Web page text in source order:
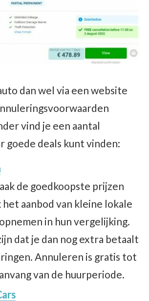
dan wel via een website
vind je een aantal
goede deals kunt vinden:
de goedkoopste prijzen
het aanbod van kleine lokale
in hun vergelijking.
dat je dan nog extra betaalt
Annuleren is gratis tot
van de huurperiode.